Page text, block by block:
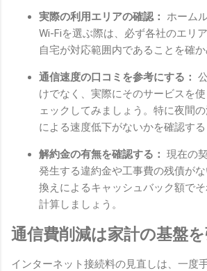
実際の利用エリアの確認： ホーム
Wi-Fiを選ぶ際は、必ず各社のエリ
自宅が対応範囲内であることを確か
通信速度の口コミを参考にする：
けでなく、実際にそのサービスを
ェックしてみましょう。特に夜間
による速度低下がないかを確認する
解約金の有無を確認する： 現在の
発生する違約金や工事費の残債が
換えによるキャッシュバック額で
計算しましょう。
通信費削減は家計の基盤
インターネット接続料の見直しは、一度